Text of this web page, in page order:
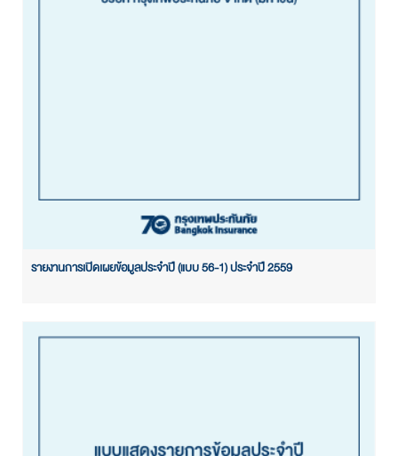
รายงานการเปิดเผยข้อมูลประจำปี (แบบ 56-1) ประจำปี 2559